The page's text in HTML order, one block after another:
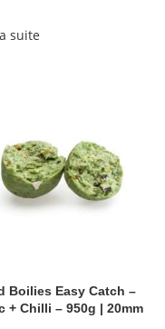
suite
Boilies Easy Catch –
+ Chilli – 950g | 20mm